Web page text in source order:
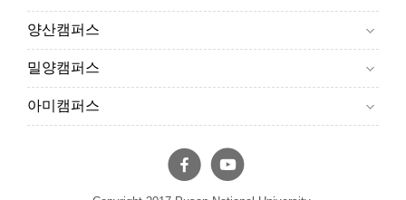
양산캠퍼스
밀양캠퍼스
아미캠퍼스